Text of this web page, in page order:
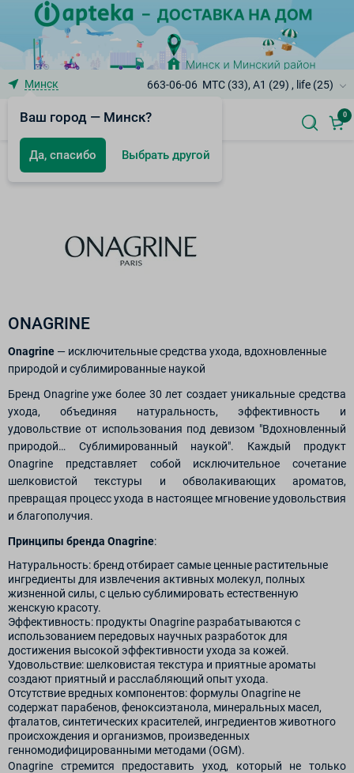
Минск
Ваш город — Минск?
Да, спасибо Выбрать другой
663-06-06 МТС (33), A1 (29) , life (25)
0
Бренды
ONAGRINE
Onagrine — исключительные средства ухода, вдохновленные
природой и сублимированные наукой
Бренд Onagrine уже более 30 лет создает уникальные средства
ухода, объединяя натуральность, эффективность и
удовольствие от использования под девизом "Вдохновленный
природой… Сублимированный наукой". Каждый продукт
Onagrine представляет собой исключительное сочетание
шелковистой текстуры и обволакивающих ароматов,
превращая процесс ухода в настоящее мгновение удовольствия
и благополучия.
Принципы бренда Onagrine:
Натуральность: бренд отбирает самые ценные растительные
ингредиенты для извлечения активных молекул, полных
жизненной силы, с целью сублимировать естественную
женскую красоту.
Эффективность: продукты Onagrine разрабатываются с
использованием передовых научных разработок для
достижения высокой эффективности ухода за кожей.
Удовольствие: шелковистая текстура и приятные ароматы
создают приятный и расслабляющий опыт ухода.
Отсутствие вредных компонентов: формулы Onagrine не
содержат парабенов, феноксиэтанола, минеральных масел,
фталатов, синтетических красителей, ингредиентов животного
происхождения и организмов, произведенных
генномодифицированными методами (OGM).
Onagrine стремится предоставить уход, который не только